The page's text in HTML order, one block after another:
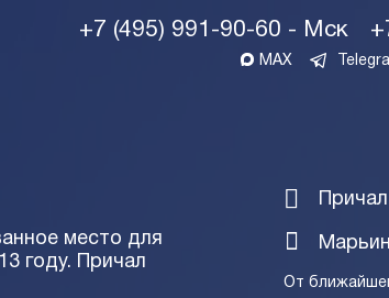
+7 (495) 991-90-60 - Мск
MAX
место для
году. Причал
От